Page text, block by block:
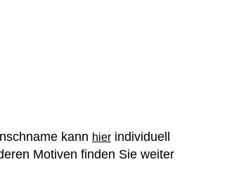
kann hier individuell
Motiven finden Sie weiter